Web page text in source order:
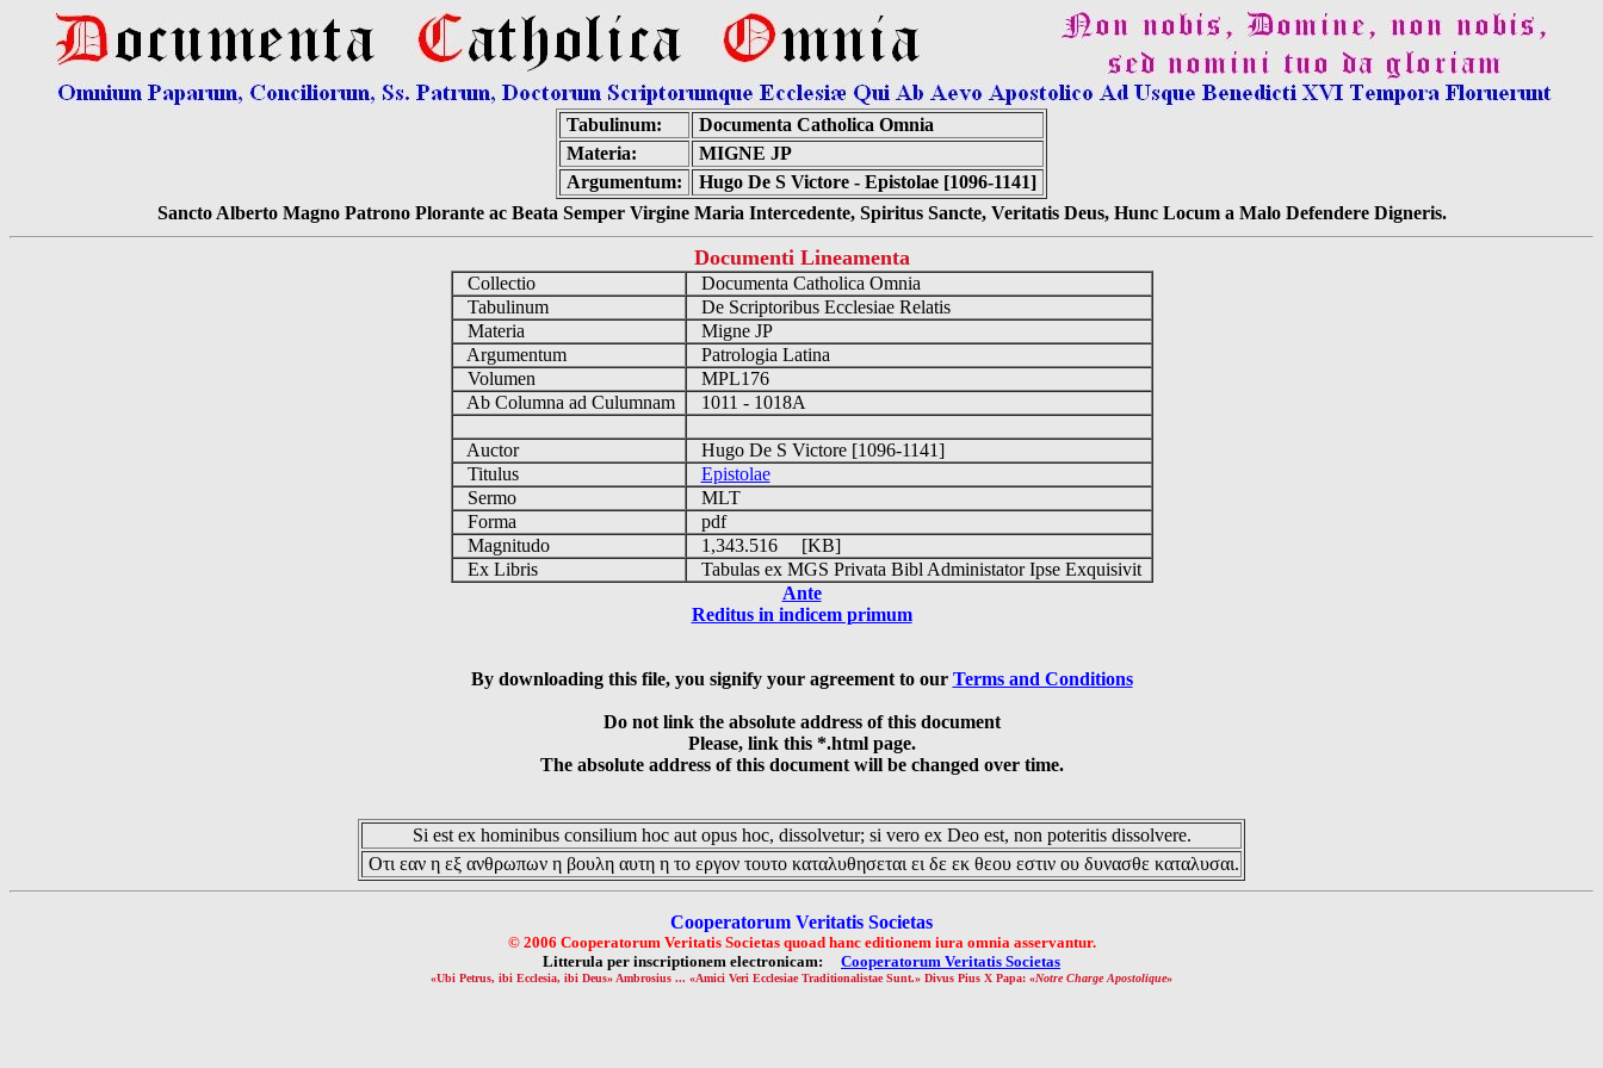
Tabulinum:
Documenta Catholica Omnia
Materia:
MIGNE JP
Argumentum:
Hugo De S Victore - Epistolae [1096-1141]
Sancto Alberto Magno Patrono Plorante ac Beata Semper Virgine Maria Intercedente, Spiritus Sancte, Veritatis Deus, Hunc Locum a Malo Defendere Digneris.
Documenti Lineamenta
Collectio
Documenta Catholica Omnia
Tabulinum
De Scriptoribus Ecclesiae Relatis
Materia
Migne JP
Argumentum
Patrologia Latina
Volumen
MPL176
Ab Columna ad Culumnam
1011 - 1018A
Auctor
Hugo De S Victore [1096-1141]
Titulus
Epistolae
Sermo
MLT
Forma
pdf
Magnitudo
1,343.516 [KB]
Ex Libris
Tabulas ex MGS Privata Bibl Administator Ipse Exquisivit
Ante
Reditus in indicem primum
By downloading this file, you signify your agreement to our Terms and Conditions
Do not link the absolute address of this document
Please, link this *.html page.
The absolute address of this document will be changed over time.
Si est ex hominibus consilium hoc aut opus hoc, dissolvetur; si vero ex Deo est, non poteritis dissolvere.
Οτι εαν η εξ ανθρωπων η βουλη αυτη η το εργον τουτο καταλυθησεται ει δε εκ θεου εστιν ου δυνασθε καταλυσαι.
Cooperatorum Veritatis Societas
© 2006 Cooperatorum Veritatis Societas quoad hanc editionem iura omnia asservantur.
Litterula per inscriptionem electronicam: Cooperatorum Veritatis Societas
«Ubi Petrus, ibi Ecclesia, ibi Deus» Ambrosius ... «Amici Veri Ecclesiae Traditionalistae Sunt.» Divus Pius X Papa: «Notre Charge Apostolique»